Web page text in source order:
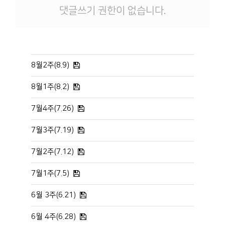
댓글쓰기 권한이 없습니다.
8월2주(8.9)
8월1주(8.2)
7월4주(7.26)
7월3주(7.19)
7월2주(7.12)
7월1주(7.5)
6월 3주(6.21)
6월 4주(6.28)